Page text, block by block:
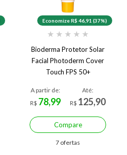
Economize R$ 46,91 (37%)
★ ★ ★ ★ ★
Bioderma Protetor Solar
Facial Photoderm Cover
Touch FPS 50+
A partir de:
R$ 78,99
Até:
R$ 125,90
Compare
7 ofertas